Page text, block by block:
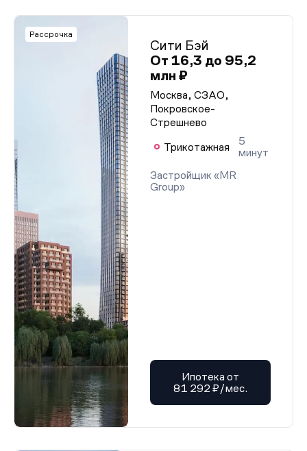
Рассрочка
Сити Бэй
От 16,3 до 95,2
млн ₽
Москва, СЗАО,
Покровское-
Стрешнево
Трикотажная
5
минут
Застройщик «MR
Group»
Ипотека от
81 292 ₽/мес.